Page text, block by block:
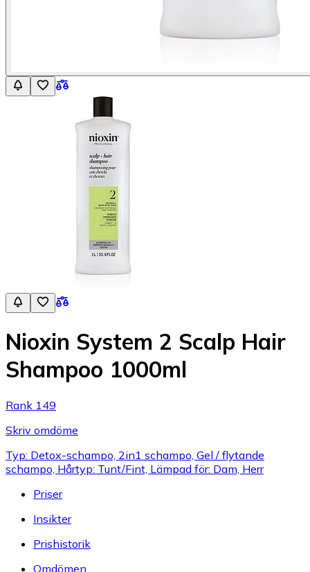
Nioxin System 2 Scalp Hair
Shampoo 1000ml
Rank 149
Skriv omdöme
Typ: Detox-schampo, 2in1 schampo, Gel / flytande
schampo, Hårtyp: Tunt/Fint, Lämpad för: Dam, Herr
Priser
Insikter
Prishistorik
Omdömen